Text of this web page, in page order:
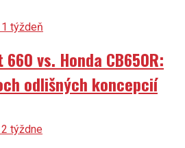
týždeň
vs. Honda CB650R:
odlišných koncepcií
týždne